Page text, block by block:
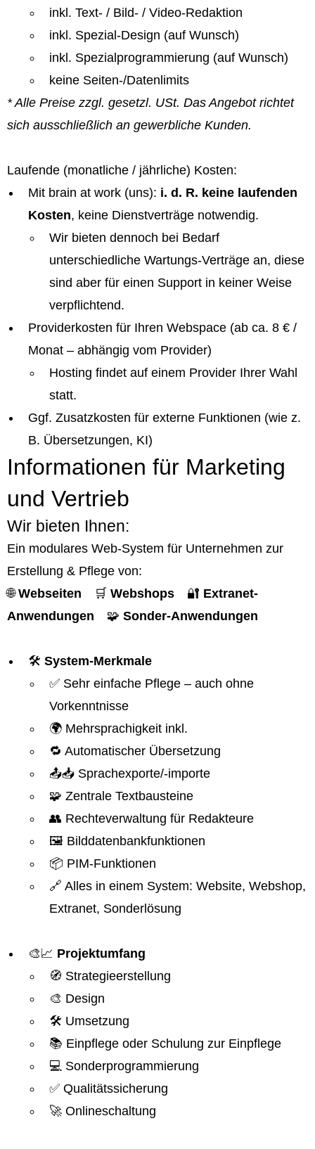
inkl. Text- / Bild- / Video-Redaktion
inkl. Spezial-Design (auf Wunsch)
inkl. Spezialprogrammierung (auf Wunsch)
keine Seiten-/Datenlimits
* Alle Preise zzgl. gesetzl. USt. Das Angebot richtet
sich ausschließlich an gewerbliche Kunden.
Laufende (monatliche / jährliche) Kosten:
Mit brain at work (uns): i. d. R. keine laufenden
Kosten, keine Dienstverträge notwendig.
Wir bieten dennoch bei Bedarf
unterschiedliche Wartungs-Verträge an, diese
sind aber für einen Support in keiner Weise
verpflichtend.
Providerkosten für Ihren Webspace (ab ca. 8 € /
Monat – abhängig vom Provider)
Hosting findet auf einem Provider Ihrer Wahl
statt.
Ggf. Zusatzkosten für externe Funktionen (wie z.
B. Übersetzungen, KI)
Informationen für Marketing
und Vertrieb
Wir bieten Ihnen:
Ein modulares Web-System für Unternehmen zur
Erstellung & Pflege von:
🌐Webseiten 🛒 Webshops 🔐 Extranet-
Anwendungen 🧩 Sonder-Anwendungen
🛠️ System-Merkmale
✅ Sehr einfache Pflege – auch ohne
Vorkenntnisse
🌍 Mehrsprachigkeit inkl.
🔁 Automatischer Übersetzung
📤📥 Sprachexporte/-importe
🧩 Zentrale Textbausteine
👥 Rechteverwaltung für Redakteure
🖼️ Bilddatenbankfunktionen
📦 PIM-Funktionen
🔗 Alles in einem System: Website, Webshop,
Extranet, Sonderlösung
🎨📈 Projektumfang
🧭 Strategieerstellung
🎨 Design
🛠️ Umsetzung
📚 Einpflege oder Schulung zur Einpflege
💻 Sonderprogrammierung
✅ Qualitätssicherung
🚀 Onlineschaltung